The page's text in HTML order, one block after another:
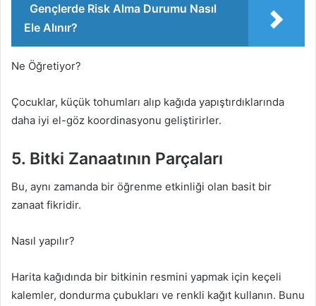
Gençlerde Risk Alma Durumu Nasıl
Ele Alınır?
Ne Öğretiyor?
Çocuklar, küçük tohumları alıp kağıda yapıştırdıklarında
daha iyi el-göz koordinasyonu geliştirirler.
5. Bitki Zanaatının Parçaları
Bu, aynı zamanda bir öğrenme etkinliği olan basit bir
zanaat fikridir.
Nasıl yapılır?
Harita kağıdında bir bitkinin resmini yapmak için keçeli
kalemler, dondurma çubukları ve renkli kağıt kullanın. Bunu